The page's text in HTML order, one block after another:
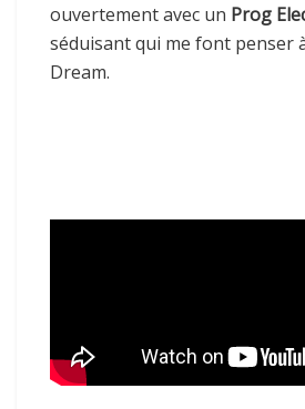
ouvertement avec un Prog
séduisant qui me font penser
Dream.